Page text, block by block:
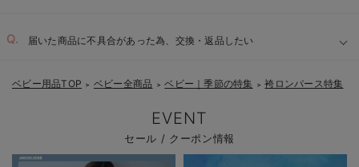
届いた商品に不具合があった為、交換・返品したい
ベビー用品TOP ＞ ベビー全商品 ＞ ベビー｜季節の特集 ＞ 袴ロンパース特集
EVENT
セール / クーポン情報